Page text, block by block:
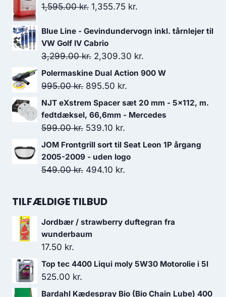
1,595.00kr. Den
pris
var:
1,595.00 kr..
1,355.75 kr.
pris
1,355.75 kr..
Blue Line - Gevindundervogn inkl. tårnlejer til
VW Golf IV Cabrio
3,299.00kr. Den
oprindelige
pris
3,299.00 kr..
2,309.30 kr.
aktuelle
2,309.30 kr..
Polermaskine Dual Action 900 W
995.00kr. Den
oprindelige
pris
var:
995.00 kr..
895.50 kr.
aktuelle
pris
895.50 kr..
NJT eXstrem Spacer sæt 20 mm - 5x112, m.
fedtdæksel, 66,6mm - Mercedes
599.00kr. Den
oprindelige
pris
var:
539.10 kr.
aktuelle
pris
JOM Frontgrill sort til Seat Leon 1P årgang
2005-2009 - uden logo
549.00kr. Den
pris
549.00 kr..
494.10 kr.
494.10 kr..
TILFÆLDIGE TILBUD
Jordbær / strawberry duftegran fra
wunderbaum
17.50 kr.
Top tec 4400 Liqui moly 5W30 Motorolie i 5l
525.00 kr.
Bardahl Kædespray Bio (Bio Chain Lube) 400